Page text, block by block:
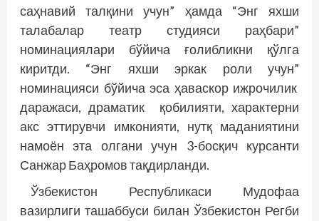
саҳнавий талқини учун” ҳамда “Энг яхши
талабалар театр студияси раҳбари”
номинациялари бўйича ғолибликни қўлга
киритди. “Энг яхши эркак роли учун”
номинацияси бўйича эса ҳаваскор ижрочилик
даражаси, драматик қобилияти, характерни
акс эттирувчи имконияти, нутқ маданиятини
намоён эта олгани учун 3-босқич курсанти
Санжар Баҳромов тақдирланди.
Ўзбекистон Республикаси Мудофаа
вазирлиги ташаббуси билан Ўзбекистон Регби